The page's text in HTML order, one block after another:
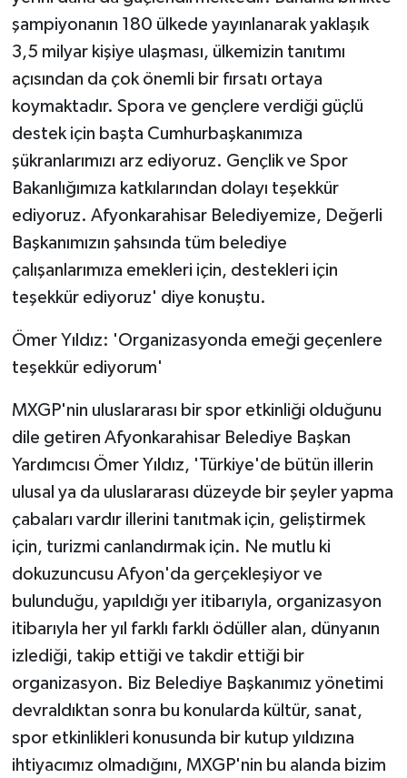
şampiyonanın 180 ülkede yayınlanarak yaklaşık
3,5 milyar kişiye ulaşması, ülkemizin tanıtımı
açısından da çok önemli bir fırsatı ortaya
koymaktadır. Spora ve gençlere verdiği güçlü
destek için başta Cumhurbaşkanımıza
şükranlarımızı arz ediyoruz. Gençlik ve Spor
Bakanlığımıza katkılarından dolayı teşekkür
ediyoruz. Afyonkarahisar Belediyemize, Değerli
Başkanımızın şahsında tüm belediye
çalışanlarımıza emekleri için, destekleri için
teşekkür ediyoruz' diye konuştu.
Ömer Yıldız: 'Organizasyonda emeği geçenlere
teşekkür ediyorum'
MXGP'nin uluslararası bir spor etkinliği olduğunu
dile getiren Afyonkarahisar Belediye Başkan
Yardımcısı Ömer Yıldız, 'Türkiye'de bütün illerin
ulusal ya da uluslararası düzeyde bir şeyler yapma
çabaları vardır illerini tanıtmak için, geliştirmek
için, turizmi canlandırmak için. Ne mutlu ki
dokuzuncusu Afyon'da gerçekleşiyor ve
bulunduğu, yapıldığı yer itibarıyla, organizasyon
itibarıyla her yıl farklı farklı ödüller alan, dünyanın
izlediği, takip ettiği ve takdir ettiği bir
organizasyon. Biz Belediye Başkanımız yönetimi
devraldıktan sonra bu konularda kültür, sanat,
spor etkinlikleri konusunda bir kutup yıldızına
ihtiyacımız olmadığını, MXGP'nin bu alanda bizim